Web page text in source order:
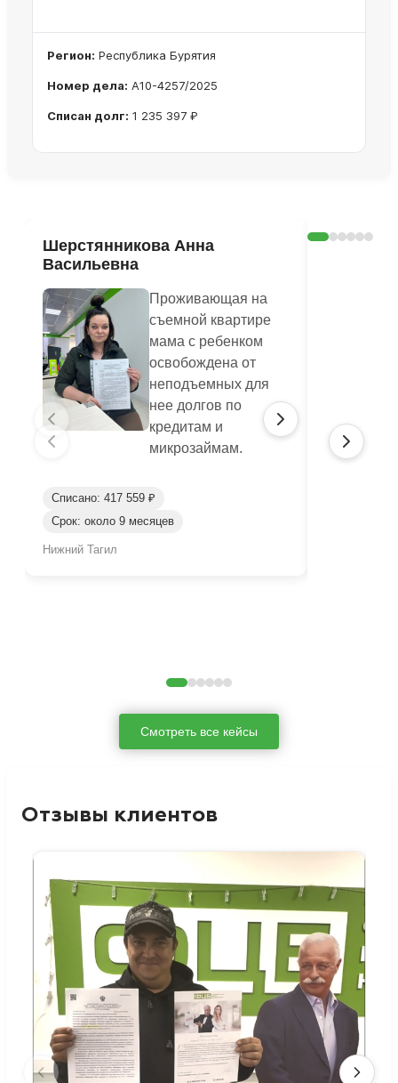
Регион: Республика Бурятия
Номер дела: А10-4257/2025
Списан долг: 1 235 397 ₽
Шерстянникова Анна
Васильевна
Проживающая на
съемной квартире
мама с ребенком
освобождена от
неподъемных для
нее долгов по
кредитам и
микрозаймам.
Списано: 417 559 ₽
Срок: около 9 месяцев
Нижний Тагил
Смотреть все кейсы
Отзывы клиентов